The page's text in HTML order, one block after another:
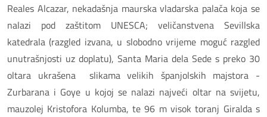
Reales Alcazar, nekadašnja maurska vladarska palača koja se
nalazi pod zaštitom UNESCA; veličanstvena Sevillska
katedrala (razgled izvana, u slobodno vrijeme moguć razgled
unutrašnjosti uz doplatu), Santa Maria dela Sede s preko 30
oltara ukrašena slikama velikih španjolskih majstora -
Zurbarana i Goye u kojoj se nalazi najveći oltar na svijetu,
mauzolej Kristofora Kolumba, te 96 m visok toranj Giralda s